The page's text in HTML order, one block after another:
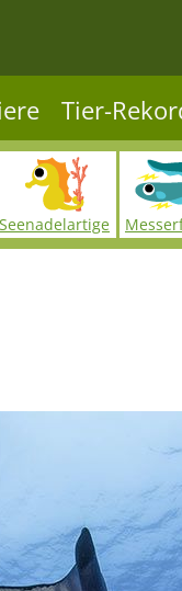
Tier-
Seenadelartige